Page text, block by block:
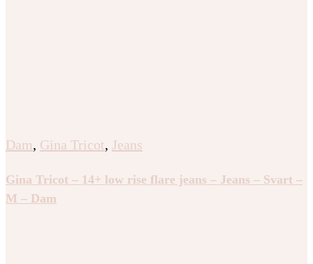
Dam, Gina Tricot, Jeans
Gina Tricot – 14+ low rise flare jeans – Jeans – Svart –
M – Dam